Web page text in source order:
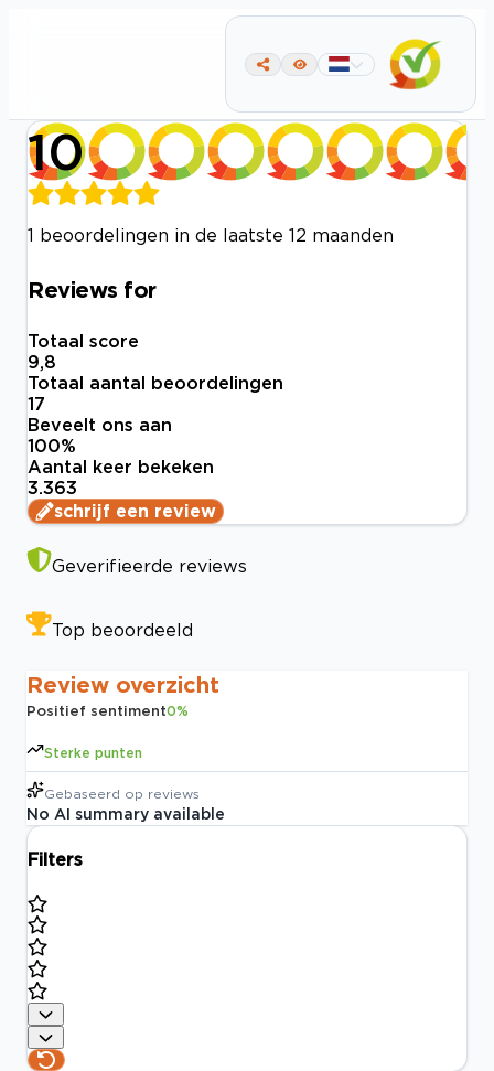
10
1 beoordelingen in de laatste 12 maanden
Reviews for
Totaal score
9,8
Totaal aantal beoordelingen
17
Beveelt ons aan
100%
Aantal keer bekeken
3.363
schrijf een review
Geverifieerde reviews
Top beoordeeld
Review overzicht
Positief sentiment0%
Sterke punten
Gebaseerd op reviews
No AI summary available
Filters